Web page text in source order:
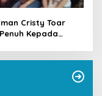
Cristy Toar
Kepada